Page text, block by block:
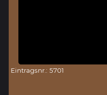
Eintragsnr.: 5701